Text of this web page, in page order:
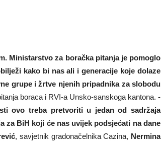
Ministarstvo za boračka pitanja je pomoglo
kako bi nas ali i generacije koje dolaze
grupe i žrtve njenih pripadnika za slobodu
boraca i RVI-a Unsko-sanskoga kantona.-
ovo treba pretvoriti u jedan od sadržaja
za BiH koji će nas uvijek podsjećati na dane
, savjetnik gradonačelnika Cazina, Nermina